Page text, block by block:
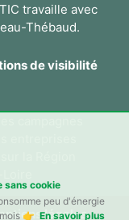
sans cookie
peu d'énergie
👉 En savoir plus
travaille avec
Thébaud.
de visibilité
entreprises
légales